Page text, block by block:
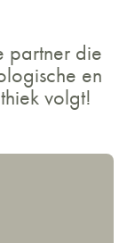
partner die
en
volgt!